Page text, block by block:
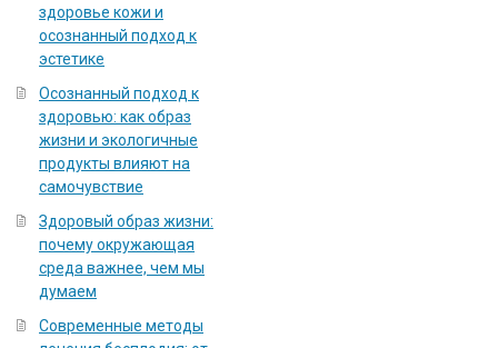
здоровье кожи и
осознанный подход к
эстетике
Осознанный подход к
здоровью: как образ
жизни и экологичные
продукты влияют на
самочувствие
Здоровый образ жизни:
почему окружающая
среда важнее, чем мы
думаем
Современные методы